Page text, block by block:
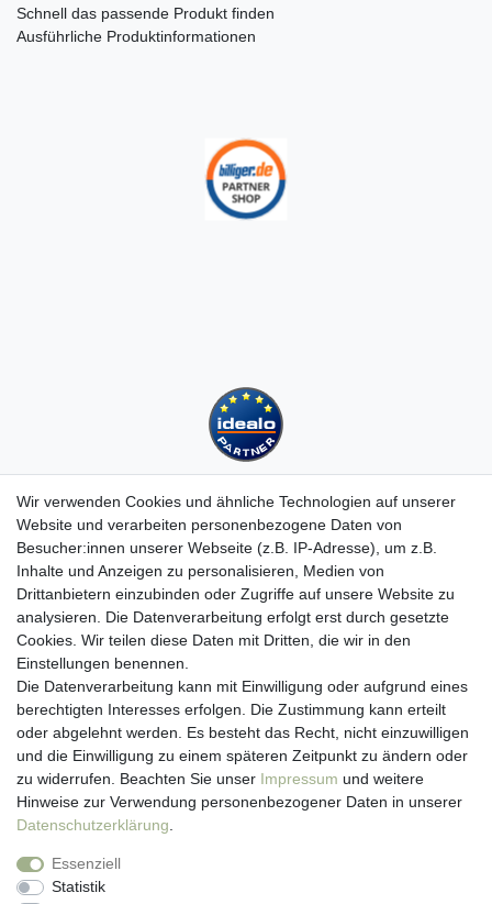
Schnell das passende Produkt finden
Ausführliche Produktinformationen
Kundenservice
Hotline: 07452 - 847 162 0
Kontakt
Anmelden
Registrieren
Newsletter
Versand & Lieferung
Zahlungsarten
viasalutis
Mehr zu viasalutis
Beratungscenter Haut
News
Beliebte Produkte (Top 20)
Wir verwenden Cookies und ähnliche Technologien auf unserer
Website und verarbeiten personenbezogene Daten von
Besucher:innen unserer Webseite (z.B. IP-Adresse), um z.B.
Inhalte und Anzeigen zu personalisieren, Medien von
Drittanbietern einzubinden oder Zugriffe auf unsere Website zu
analysieren. Die Datenverarbeitung erfolgt erst durch gesetzte
Cookies. Wir teilen diese Daten mit Dritten, die wir in den
Einstellungen benennen.
Die Datenverarbeitung kann mit Einwilligung oder aufgrund eines
berechtigten Interesses erfolgen. Die Zustimmung kann erteilt
oder abgelehnt werden. Es besteht das Recht, nicht einzuwilligen
und die Einwilligung zu einem späteren Zeitpunkt zu ändern oder
zu widerrufen. Beachten Sie unser Impressum und weitere
Hinweise zur Verwendung personenbezogener Daten in unserer
Daten­schutz­erklärung
Essenziell
Statistik